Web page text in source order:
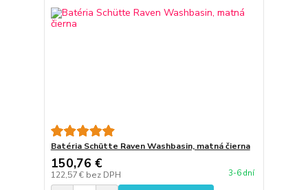
Batéria Schütte Raven Washbasin, matná čierna
150,76 €
122,57 € bez DPH 3-6 dní